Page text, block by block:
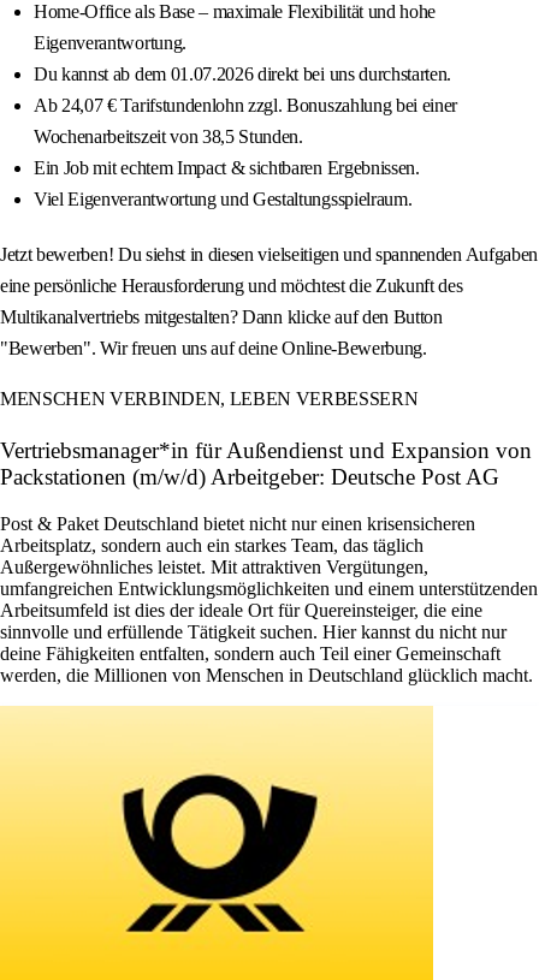
Home-Office als Base – maximale Flexibilität und hohe
Eigenverantwortung.
Du kannst ab dem 01.07.2026 direkt bei uns durchstarten.
Ab 24,07 € Tarifstundenlohn zzgl. Bonuszahlung bei einer
Wochenarbeitszeit von 38,5 Stunden.
Ein Job mit echtem Impact & sichtbaren Ergebnissen.
Viel Eigenverantwortung und Gestaltungsspielraum.
Jetzt bewerben! Du siehst in diesen vielseitigen und spannenden Aufgaben
eine persönliche Herausforderung und möchtest die Zukunft des
Multikanalvertriebs mitgestalten? Dann klicke auf den Button
"Bewerben". Wir freuen uns auf deine Online-Bewerbung.
MENSCHEN VERBINDEN, LEBEN VERBESSERN
Vertriebsmanager*in für Außendienst und Expansion von
Packstationen (m/w/d) Arbeitgeber: Deutsche Post AG
Post & Paket Deutschland bietet nicht nur einen krisensicheren
Arbeitsplatz, sondern auch ein starkes Team, das täglich
Außergewöhnliches leistet. Mit attraktiven Vergütungen,
umfangreichen Entwicklungsmöglichkeiten und einem unterstützenden
Arbeitsumfeld ist dies der ideale Ort für Quereinsteiger, die eine
sinnvolle und erfüllende Tätigkeit suchen. Hier kannst du nicht nur
deine Fähigkeiten entfalten, sondern auch Teil einer Gemeinschaft
werden, die Millionen von Menschen in Deutschland glücklich macht.